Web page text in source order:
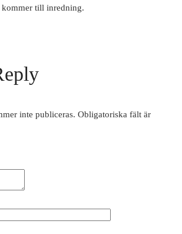
till inredning.
inte publiceras. Obligatoriska fält är